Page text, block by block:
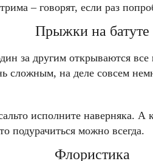
– говорят, если раз
Прыжки на батуте
за другим открываются
сложным, на деле совсем
исполните наверняка. А
подурачиться можно всегда.
Флористика